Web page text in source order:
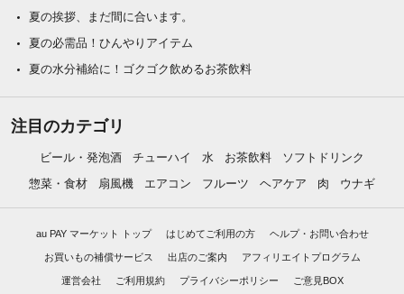
夏の挨拶、まだ間に合います。
夏の必需品！ひんやりアイテム
夏の水分補給に！ゴクゴク飲めるお茶飲料
注目のカテゴリ
ビール・発泡酒 チューハイ 水 お茶飲料
ソフトドリンク
惣菜・食材
扇風機 エアコン フルーツ ヘアケア 肉 ウナギ
au PAY マーケット トップ はじめてご利用の方 ヘルプ・お問い合わせ
お買いもの補償サービス 出店のご案内 アフィリエイトプログラム
運営会社 ご利用規約 プライバシーポリシー ご意見BOX